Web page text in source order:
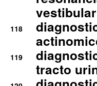
118
119
tracto